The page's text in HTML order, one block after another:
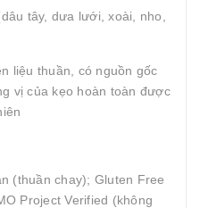
tây, dưa lưới, xoài, nho,
liệu thuần, có nguồn gốc
vị của kẹo hoàn toàn được
(thuần chay); Gluten Free
Project Verified (không